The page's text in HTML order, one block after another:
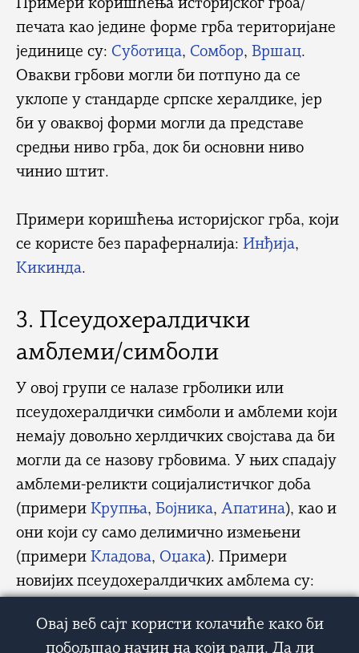
Примери коришћења историјског грба/
печата као једине форме грба територијане
јединице су: Суботица, Сомбор, Вршац.
Овакви грбови могли би потпуно да се
уклопе у стандарде српске хералдике, јер
би у оваквој форми могли да представе
средњи ниво грба, док би основни ниво
чинио штит.
Примери коришћења историјског грба, који
се користе без параферналија: Инђија,
Кикинда.
3. Псеудохералдички
амблеми/симболи
У овој групи се налазе грболики или
псеудохералдички симболи и амблеми који
немају довољно херлдичких својстава да би
могли да се назову грбовима. У њих спадају
амблеми-реликти социјалистичког доба
(примери Крупња, Бојника, Апатина), као и
они који су само делимично измењени
(примери Кладова, Оџака). Примери
новијих псеудохералдичких амблема су:
Овај веб сајт користи колачиће како би
побољшао начин на који ради. Да ли